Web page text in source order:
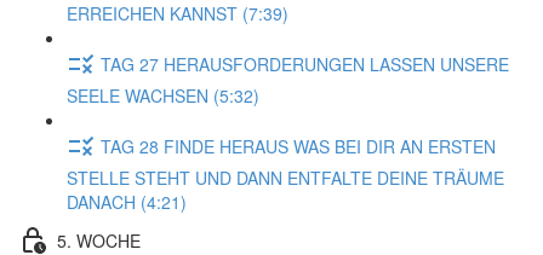
ERREICHEN KANNST (7:39)
TAG 27 HERAUSFORDERUNGEN LASSEN UNSERE
SEELE WACHSEN (5:32)
TAG 28 FINDE HERAUS WAS BEI DIR AN ERSTEN
STELLE STEHT UND DANN ENTFALTE DEINE TRÄUME
DANACH (4:21)
5. WOCHE